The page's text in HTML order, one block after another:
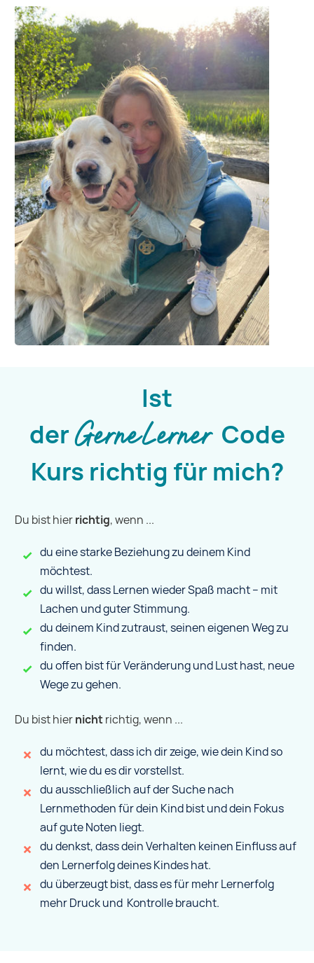
Ist
derGerneLerner Code
Kurs richtig für mich?
Du bist hierrichtig, wenn ...
du eine starke Beziehung zu deinem Kind
möchtest.
du willst, dass Lernen wieder Spaß macht – mit
Lachen und guter Stimmung.
du deinem Kind zutraust, seinen eigenen Weg zu
finden.
du offen bist für Veränderung und Lust hast, neue
Wege zu gehen.
Du bist hiernichtrichtig, wenn ...
du möchtest, dass ich dir zeige, wie dein Kind so
lernt, wie du es dir vorstellst.
du ausschließlich auf der Suche nach
Lernmethoden für dein Kind bist und dein Fokus
auf gute Noten liegt.
du denkst, dass dein Verhalten keinen Einfluss auf
den Lernerfolg deines Kindes hat.
du überzeugt bist, dass es für mehr Lernerfolg
mehr Druck und Kontrolle braucht.